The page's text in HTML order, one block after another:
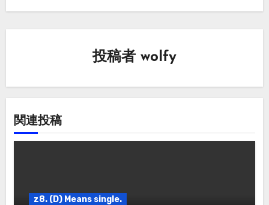
ナ
ー
シ
ョ
投稿者 wolfy
関連投稿
z8. (D) Means single.